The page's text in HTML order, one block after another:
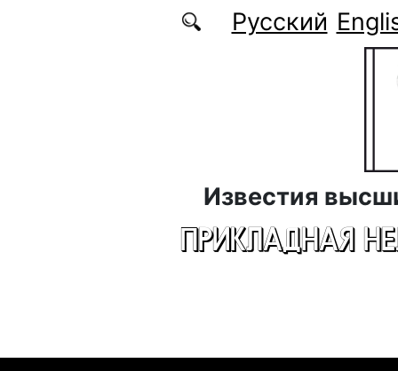
Перейти к основному содержаниюРусский
Известия
ПРИКЛАДНАЯ